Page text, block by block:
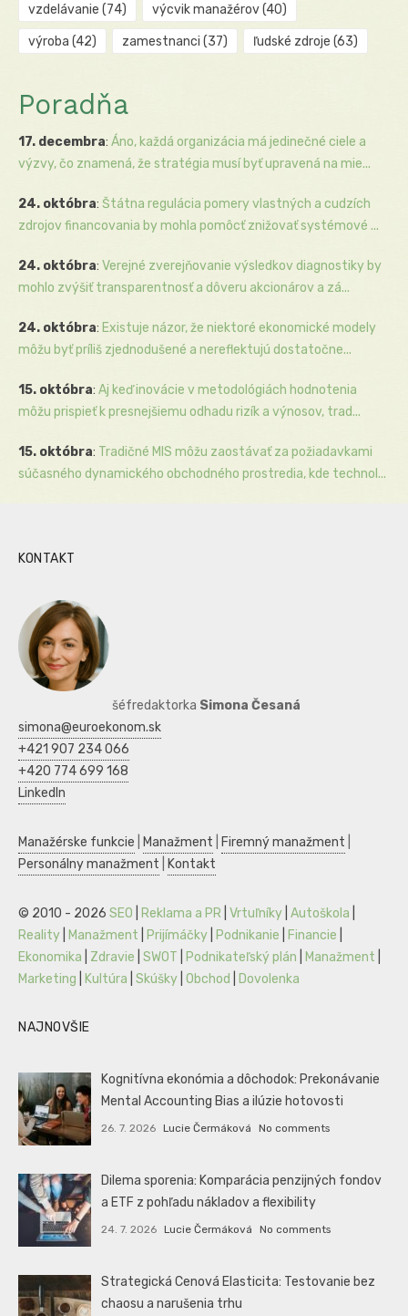
vzdelávanie (74) výcvik manažérov(40)
výroba (42) zamestnanci (37) ľudské zdroje (63)
Poradňa
17. decembra: Áno, každá organizácia má jedinečné ciele a
výzvy, čo znamená, že stratégia musí byť upravená na mie...
24. októbra: Štátna regulácia pomery vlastných a cudzích
zdrojov financovania by mohla pomôcť znižovať systémové ...
24. októbra: Verejné zverejňovanie výsledkov diagnostiky by
mohlo zvýšiť transparentnosť a dôveru akcionárov a zá...
24. októbra: Existuje názor, že niektoré ekonomické modely
môžu byť príliš zjednodušené a nereflektujú dostatočne...
15. októbra: Aj keď inovácie v metodológiách hodnotenia
môžu prispieť k presnejšiemu odhadu rizík a výnosov, trad...
15. októbra: Tradičné MIS môžu zaostávať za požiadavkami
súčasného dynamického obchodného prostredia, kde technol...
KONTAKT
šéfredaktorka Simona Česaná
simona@euroekonom.sk
+421 907 234 066
+420 774 699 168
LinkedIn
Manažérske funkcie Manažment Firemný manažment
Personálny manažment
Kontakt
© 2010 - 2026 SEO Reklama a PR Vrtuľníky Autoškola
Reality
Manažment Prijímáčky Podnikanie Financie
Ekonomika
Zdravie SWOT Podnikateľský plán Manažment
Marketing
Kultúra Skúšky Obchod Dovolenka
NAJNOVŠIE
Kognitívna ekonómia a dôchodok: Prekonávanie
Mental Accounting Bias a ilúzie hotovosti
26. 7. 2026 Lucie Čermáková No comments
Dilema sporenia: Komparácia penzijných fondov
a ETF z pohľadu nákladov a flexibility
24. 7. 2026 Lucie Čermáková No comments
Strategická Cenová Elasticita: Testovanie bez
chaosu a narušenia trhu